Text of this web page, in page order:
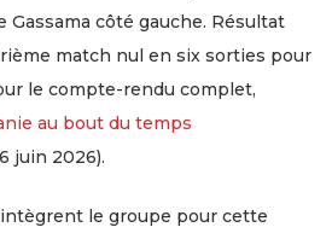
Gassama côté gauche. Résultat
match nul en six sorties pour
le compte-rendu complet,
au bout du temps
juin 2026).
le groupe pour cette